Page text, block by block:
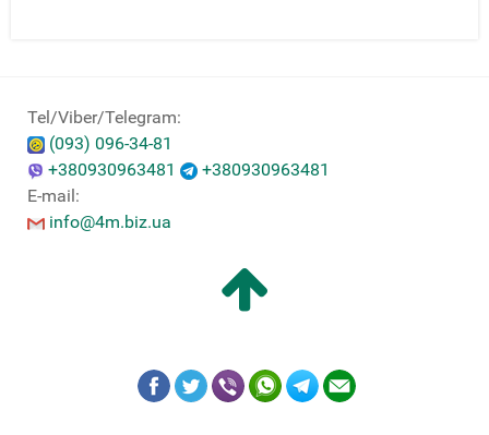
Tel/Viber/Telegram:
(093) 096-34-81
+380930963481
+380930963481
E-mail:
info@4m.biz.ua